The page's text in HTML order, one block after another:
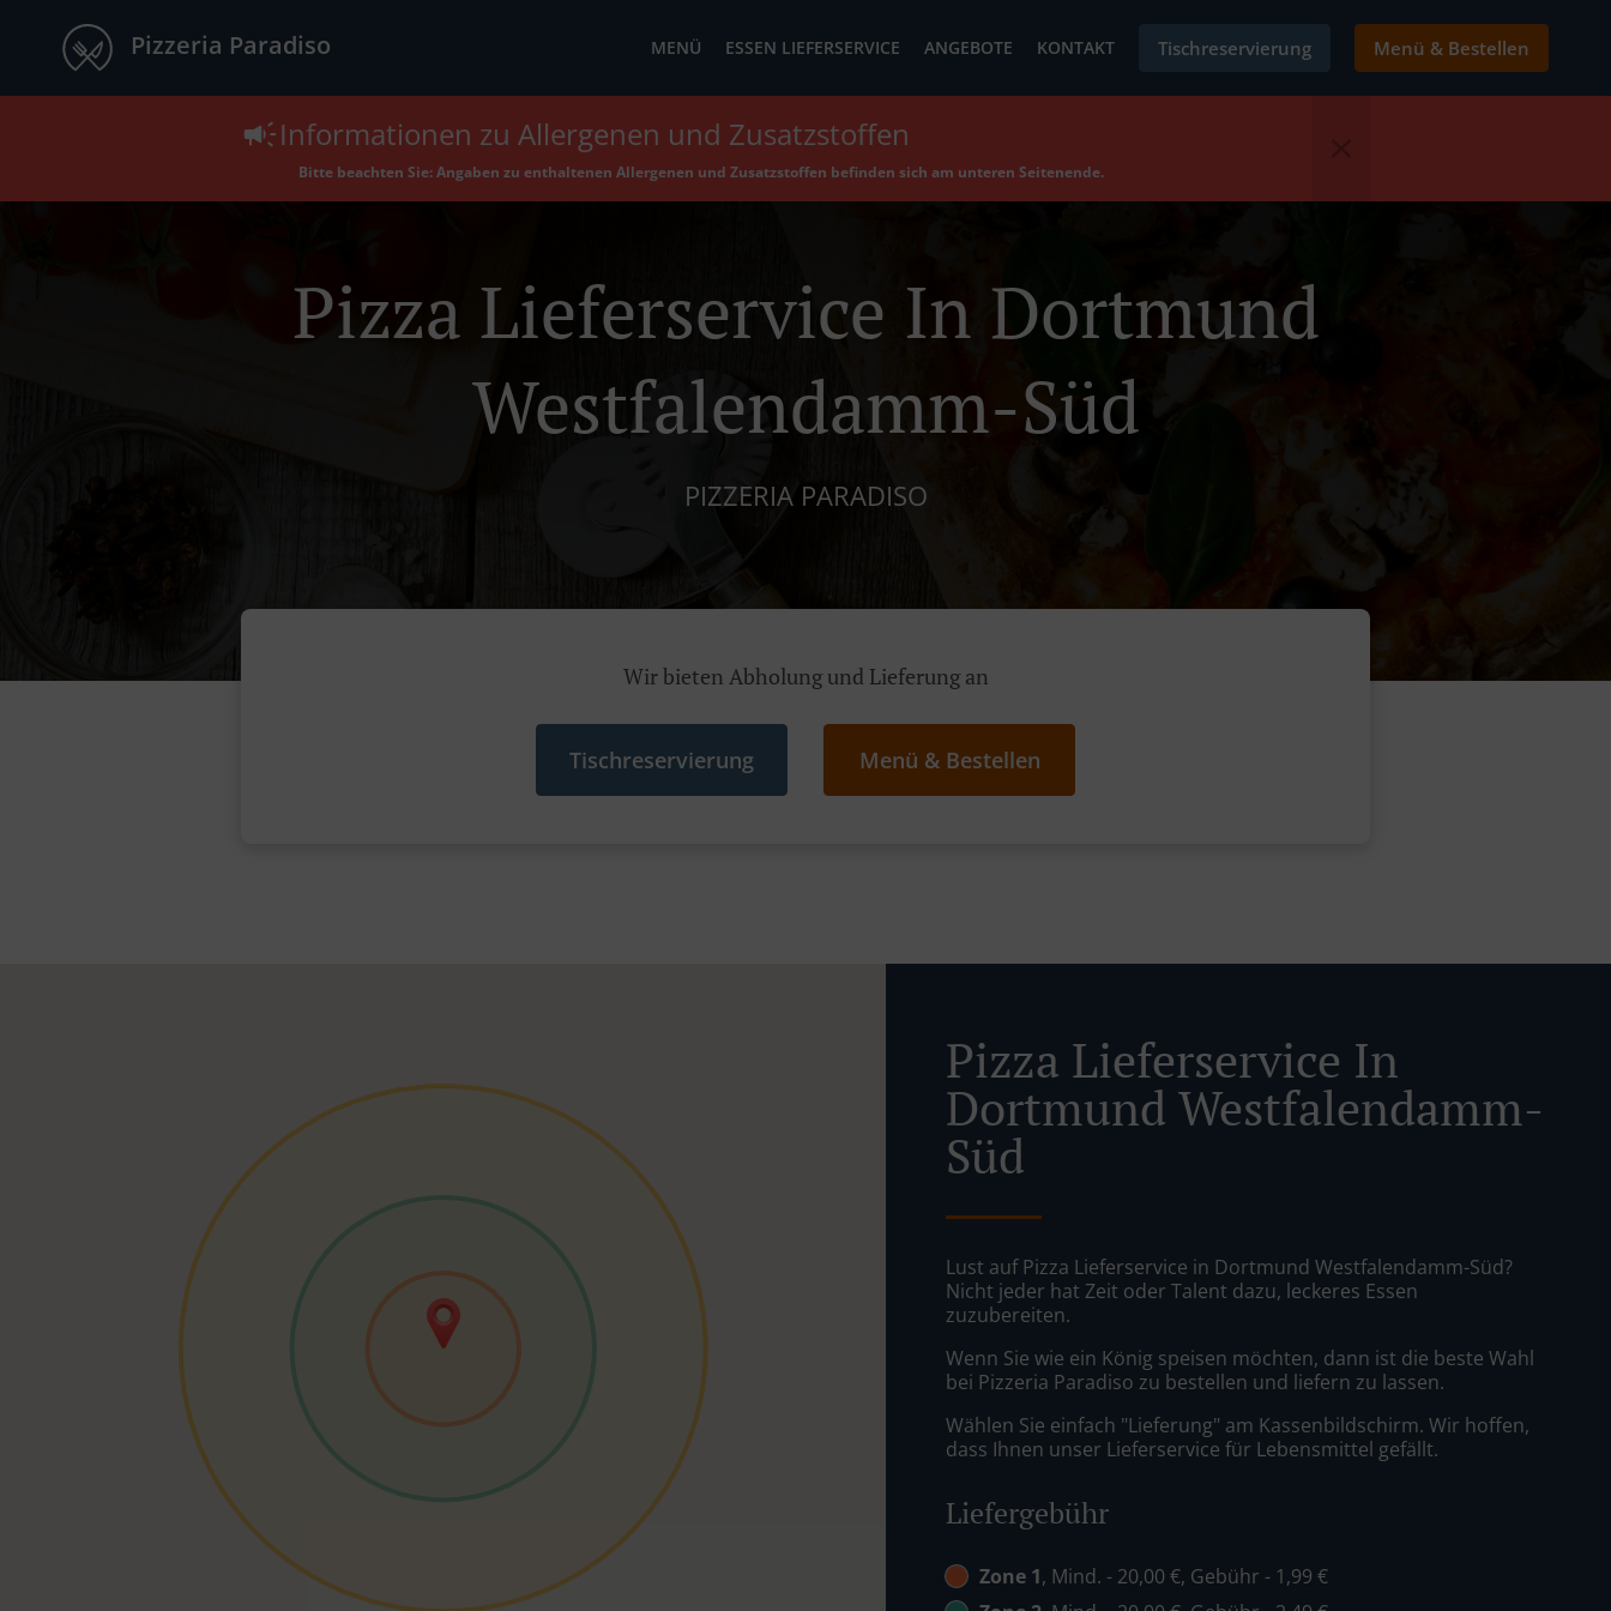
Pizzeria Paradiso MENÜ ESSEN LIEFERSERVICE ANGEBOTE KONTAKT Tischreservierung Menü & Bestellen
Informationen zu Allergenen und Zusatzstoffen
Bitte beachten Sie: Angaben zu enthaltenen Allergenen und Zusatzstoffen befinden sich am unteren Seitenende.
Pizza Lieferservice In Dortmund
Westfalendamm-Süd
PIZZERIA PARADISO
Wir bieten Abholung und Lieferung an
Tischreservierung Menü & Bestellen
Pizza Lieferservice In
Dortmund Westfalendamm-
Süd
Lust auf Pizza Lieferservice in Dortmund Westfalendamm-Süd?
Nicht jeder hat Zeit oder Talent dazu, leckeres Essen
zuzubereiten.
Wenn Sie wie ein König speisen möchten, dann ist die beste Wahl
bei Pizzeria Paradiso zu bestellen und liefern zu lassen.
Wählen Sie einfach "Lieferung" am Kassenbildschirm. Wir hoffen,
dass Ihnen unser Lieferservice für Lebensmittel gefällt.
Liefergebühr
Zone 1, Mind. - 20,00 €, Gebühr - 1,99 €